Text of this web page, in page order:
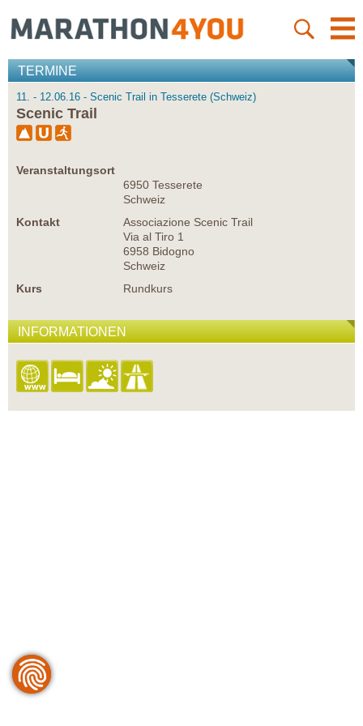
TERMINE
11. - 12.06.16 - Scenic Trail in Tesserete (Schweiz)
Scenic Trail
Veranstaltungsort
6950 Tesserete
Schweiz
Kontakt
Associazione Scenic Trail
Via al Tiro 1
6958 Bidogno
Schweiz
Kurs
Rundkurs
INFORMATIONEN